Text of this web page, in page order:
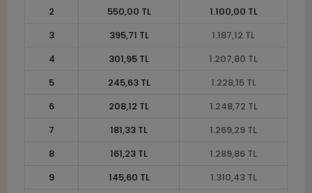
2 550,00 TL
1.100,00 TL
3
395,71 TL
1.187,12 TL
4
301,95 TL
1.207,80 TL
5
245,63 TL
1.228,15 TL
6
208,12 TL
1.248,72 TL
7
181,33 TL
1.269,29 TL
8
161,23 TL
1.289,86 TL
9
145,60 TL
1.310,43 TL